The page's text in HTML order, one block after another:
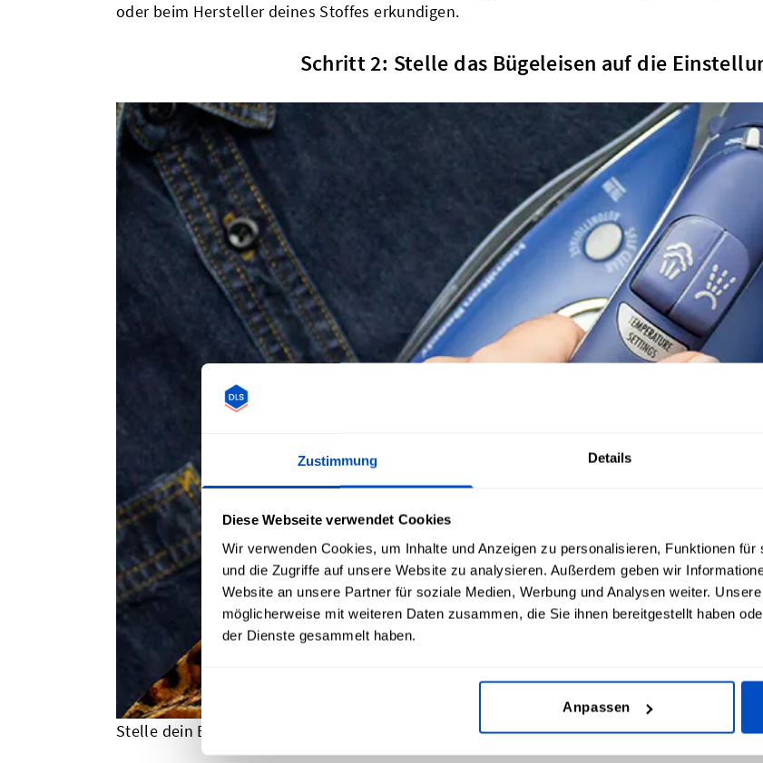
Zustimmung Details
Diese Webseite verwendet Cookies
Wir verwenden Cookies, um Inhalte und Anzeigen zu personalisieren, Funktionen
und die Zugriffe auf unsere Website zu analysieren. Außerdem geben wir
Website an unsere Partner für soziale Medien, Werbung und Analysen weiter.
möglicherweise mit weiteren Daten zusammen, die Sie ihnen bereitgestellt haben
der Dienste gesammelt haben.
Anpassen
oder beim Hersteller deines Stoffes erkundigen.
Schritt 2: Stelle das Bügeleisen auf die
Stelle dein Bügeleisen auf die Baumwolleinstellung ein - verwende KEINEN Dampf.